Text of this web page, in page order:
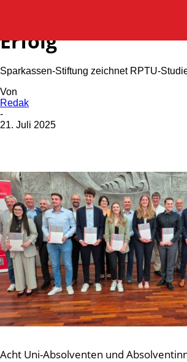
Ein Puzzle-Teil für
Erfolg
Sparkassen-Stiftung zeichnet RPTU-
Von
Redak
-
21. Juli 2025
Acht Uni-Absolventen und